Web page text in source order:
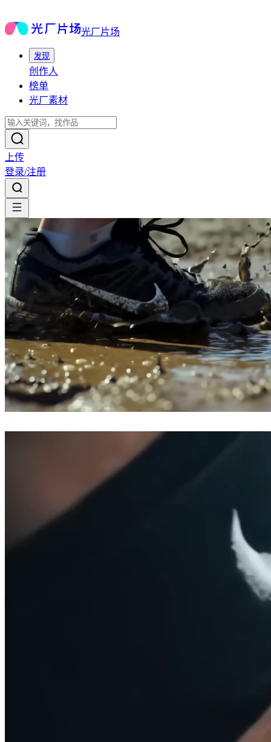
光厂片场
发现
创作人
榜单
光厂素材
上传
登录/注册